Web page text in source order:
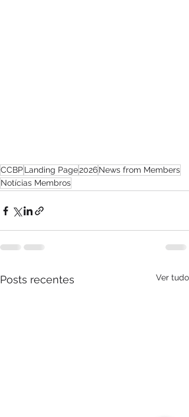
CCBPLanding Page2026News from Members
Notícias Membros
Posts recentes Ver tudo